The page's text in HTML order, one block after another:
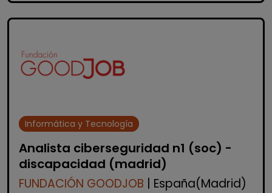
Informática y Tecnología
Analista ciberseguridad n1 (soc) -
discapacidad (madrid)
FUNDACIÓN GOODJOB | España(Madrid)